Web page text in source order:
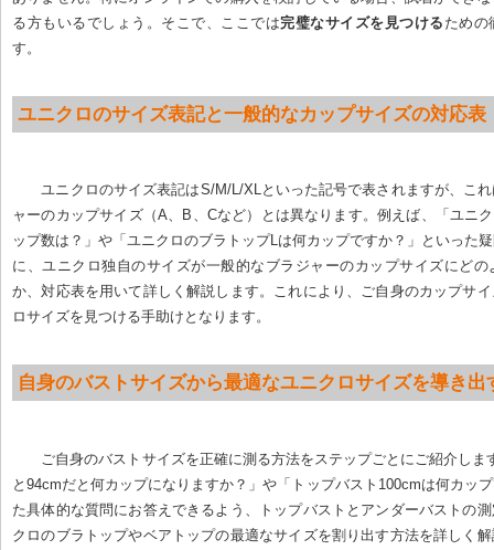
る方もいるでしょう。そこで、ここでは完璧なサイズを見つける ための
す。
ユニクロのサイズ表記と一般的なカップサイズの対応表
ユニクロのサイズ表記はS/M/L/XLといった記号で表されますが、こ
ャーのカップサイズ（A、B、Cなど）とは異なります。例えば、「ユニ
ップ数は？」や「ユニクロのブラトップLは何カップですか？」といった
に、ユニクロ独自のサイズが一般的なブラジャーのカップサイズにどの
か、対応表を用いて詳しく解説します。これにより、ご自身のカップサ
ロサイズを見つける手助けとなります。
自身のバストサイズから最適なユニクロサイズを導き出
ご自身のバストサイズを正確に測る方法をステップごとにご紹介しま
と94cmだと何カップになりますか？」や「トップバスト100cmは何カッ
た具体的な質問にお答えできるよう、トップバストとアンダーバストの
クロのブラトップやベアトップの最適なサイズを割り出す方法を詳しく